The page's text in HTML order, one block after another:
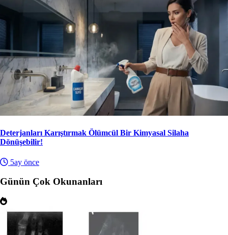
Deterjanları Karıştırmak Ölümcül Bir Kimyasal Silaha
Dönüşebilir!
5ay önce
Günün Çok Okunanları